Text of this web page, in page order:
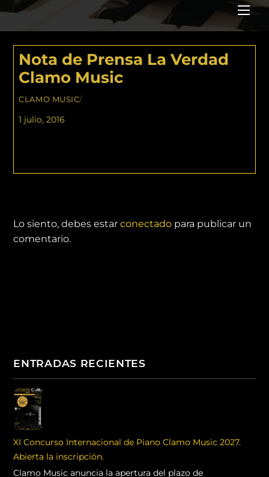
Nota de Prensa La Verdad
Clamo Music
CLAMO MUSIC/
1 julio, 2016
Lo siento, debes estarconectado para publicar un
comentario.
ENTRADAS RECIENTES
XI Concurso Internacional de Piano Clamo Music 2027.
Abierta la inscripción.
Clamo Music anuncia la apertura del plazo de